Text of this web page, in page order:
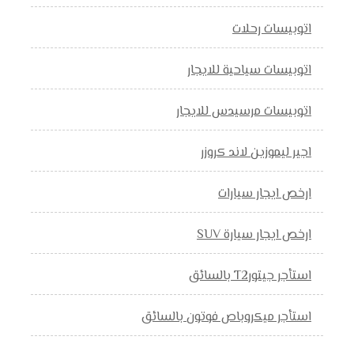
اتوبيسات رحلات
اتوبيسات سياحية للايجار
اتوبيسات مرسيدس للايجار
اجير ليموزين لاند كروزر
ارخص ايجار سيارات
ارخص ايجار سيارة SUV
استأجر جيتورT2 بالسائق
استأجر ميكروباص فوتون بالسائق